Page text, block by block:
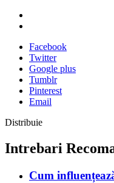
Facebook
Twitter
Google plus
Tumblr
Pinterest
Email
Distribuie
Intrebari
Cum